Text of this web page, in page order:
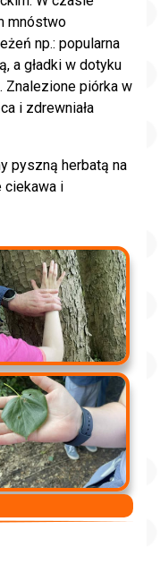
mnóstwo
np.: popularna
a gładki w dotyku
Znalezione piórka w
i zdrewniała
pyszną herbatą na
ciekawa i